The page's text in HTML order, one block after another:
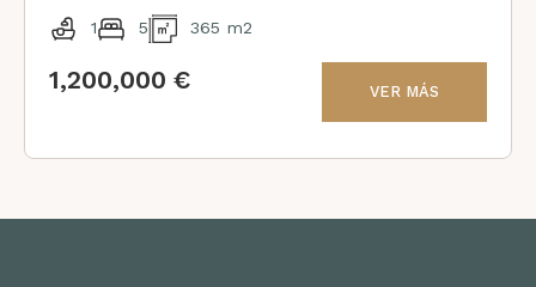
1 5 365 m2
1,200,000 € VER MÁS